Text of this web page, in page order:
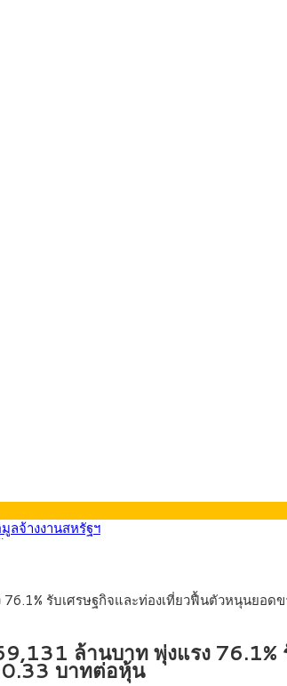
จ้างงานสหรัฐฯ
มโนเรล 12.54 กม. เชื่อมเมืองหาดใหญ่
รับเศรษฐกิจและท่องเที่ยวฟื้นตัวหนุนยอ
ล้านบาท พุ่งแรง 76.1%
0.33 บาทต่อหุ้น